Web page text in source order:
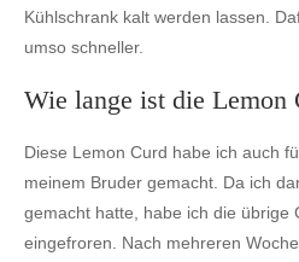
Kühlschrank kalt werden lassen.
umso schneller.
Wie lange ist die Lemon
Diese Lemon Curd habe ich auch
meinem Bruder gemacht. Da ich
gemacht hatte, habe ich die übrige
eingefroren. Nach mehreren